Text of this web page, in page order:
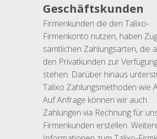
Geschäftskunden
Firmenkunden die den Talixo-
Firmenkonto nutzen, haben
sämtlichen Zahlungsarten, die
den Privatkunden zur
stehen. Darüber hinaus
Talixo Zahlungsmethoden wie
Auf Anfrage können wir auch
Zahlungen via Rechnung für
Firmenkunden erstellen.